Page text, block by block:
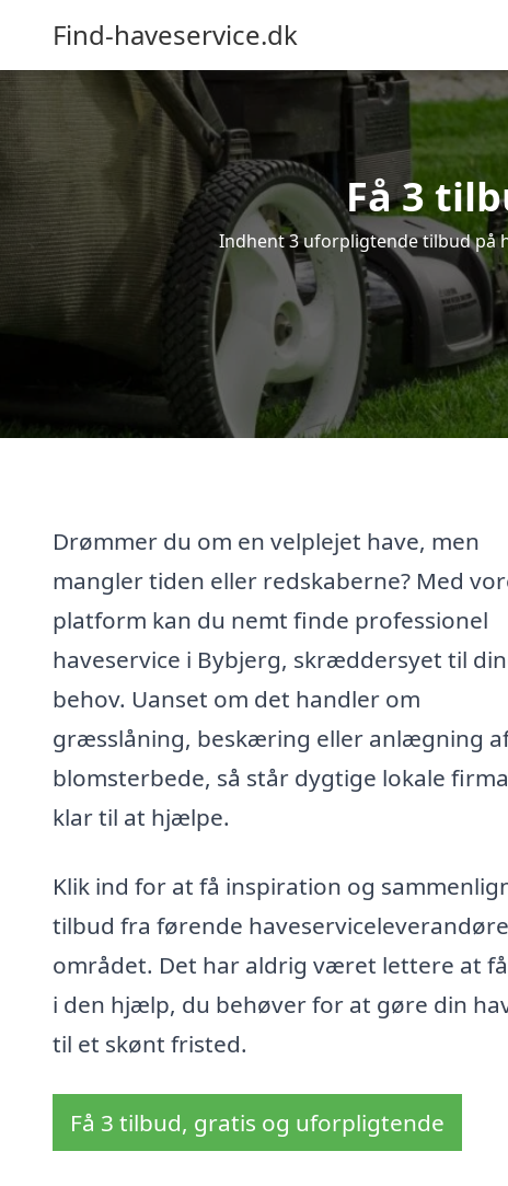
Find-haveservice.dk
Få 3
Indhent 3 uforpligtende tilbud på
Drømmer du om en velplejet have, men
mangler tiden eller redskaberne? Med
platform kan du nemt finde professionel
haveservice i Bybjerg, skræddersyet til
behov. Uanset om det handler om
græsslåning, beskæring eller anlægning
blomsterbede, så står dygtige lokale
klar til at hjælpe.
Klik ind for at få inspiration og
tilbud fra førende
området. Det har aldrig været lettere at
i den hjælp, du behøver for at gøre din
til et skønt fristed.
Få 3 tilbud, gratis og uforpligtende